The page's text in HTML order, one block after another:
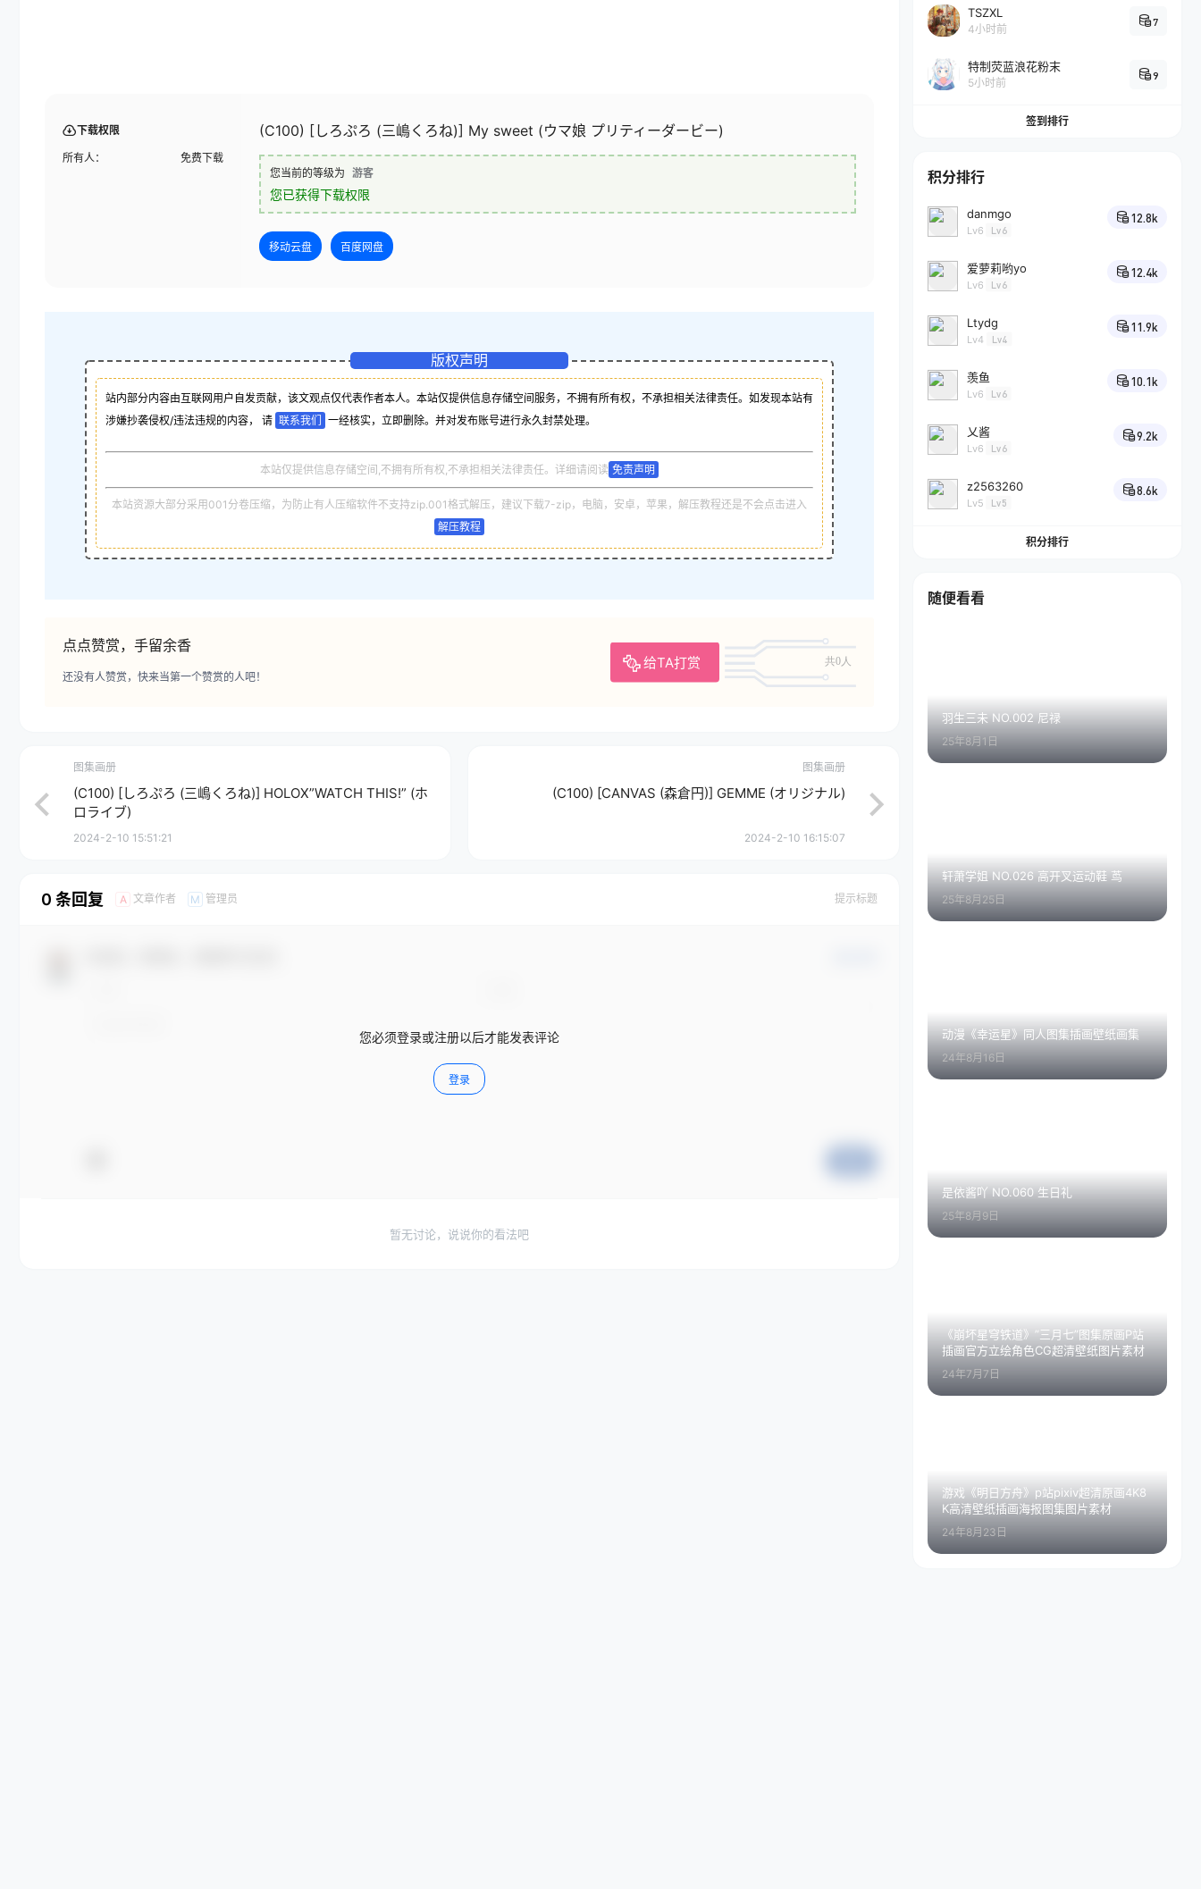
下载权限
所有人： 免费下载
(C100) [しろぷろ (三嶋くろね)] My sweet (ウマ娘 プリティーダービー)
您当前的等级为 游客
您已获得下载权限
移动云盘 百度网盘
版权声明
站内部分内容由互联网用户自发贡献，该文观点仅代表作者本人。本站仅提供信息存储空间服务，不拥有所有权，不承担相关法律责任。如发现本站有
涉嫌抄袭侵权/违法违规的内容， 请 联系我们 一经核实，立即删除。并对发布账号进行永久封禁处理。
本站仅提供信息存储空间,不拥有所有权,不承担相关法律责任。详细请阅读 免责声明
本站资源大部分采用001分卷压缩，为防止有人压缩软件不支持zip.001格式解压，建议下载7-zip，电脑，安卓，苹果，解压教程还是不会点击进入
解压教程
点点赞赏，手留余香
给TA打赏 共0人
还没有人赞赏，快来当第一个赞赏的人吧！
图集画册
(C100) [しろぷろ (三嶋くろね)] HOLOX”WATCH THIS!” (ホ
ロライブ)
2024-2-10 15:51:21
图集画册
(C100) [CANVAS (森倉円)] GEMME (オリジナル)
2024-2-10 16:15:07
0 条回复 A 文章作者 M 管理员 提示标题
您必须登录或注册以后才能发表评论
登录
暂无讨论，说说你的看法吧
TSZXL
4小时前
7
特制荧蓝浪花粉末
5小时前
9
签到排行
积分排行
danmgo
Lv6 Lv6
12.8k
爱萝莉哟yo
Lv6 Lv6
12.4k
Ltydg
Lv4 Lv4
11.9k
羡鱼
Lv6 Lv6
10.1k
乂酱
Lv6 Lv6
9.2k
z2563260
Lv5 Lv5
8.6k
积分排行
随便看看
羽生三未 NO.002 尼禄
25年8月1日
轩萧学姐 NO.026 高开叉运动鞋 茑
25年8月25日
动漫《幸运星》同人图集插画壁纸画集
24年8月16日
是依酱吖 NO.060 生日礼
25年8月9日
《崩坏星穹铁道》”三月七”图集原画P站
插画官方立绘角色CG超清壁纸图片素材
24年7月7日
游戏《明日方舟》p站pixiv超清原画4K8
K高清壁纸插画海报图集图片素材
24年8月23日